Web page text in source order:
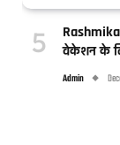
वेकेशन के
Admin